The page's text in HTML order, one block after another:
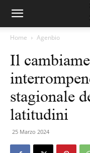
Home Agenbio
Il
stagionale
latitudini
25 Marzo 2024